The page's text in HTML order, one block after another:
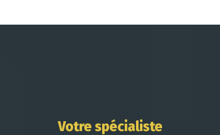
Votre spécialiste